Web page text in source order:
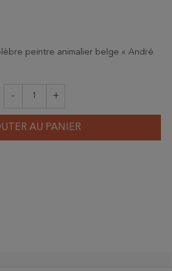
peintre animalier belge « André
- +
AU PANIER